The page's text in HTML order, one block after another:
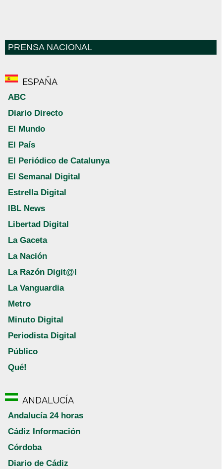
PRENSA NACIONAL
ESPAÑA
ABC
Diario Directo
El Mundo
El País
El Periódico de Catalunya
El Semanal Digital
Estrella Digital
IBL News
Libertad Digital
La Gaceta
La Nación
La Razón Digit@l
La Vanguardia
Metro
Minuto Digital
Periodista Digital
Público
Qué!
ANDALUCÍA
Andalucía 24 horas
Cádiz Información
Córdoba
Diario de Cádiz